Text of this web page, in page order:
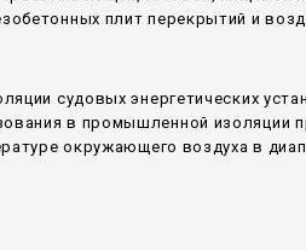
плит перекрытий и
судовых энергетических
в промышленной изоляции
окружающего воздуха в